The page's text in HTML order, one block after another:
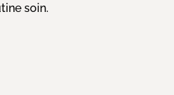
soin.